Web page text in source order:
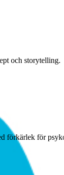
och storytelling.
förkärlek för